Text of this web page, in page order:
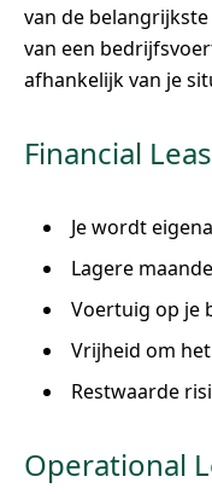
van de
van een
afhankelijk van je
Financial
Je wordt
Lagere
Voertuig op je
Vrijheid om
Restwaarde
Operational